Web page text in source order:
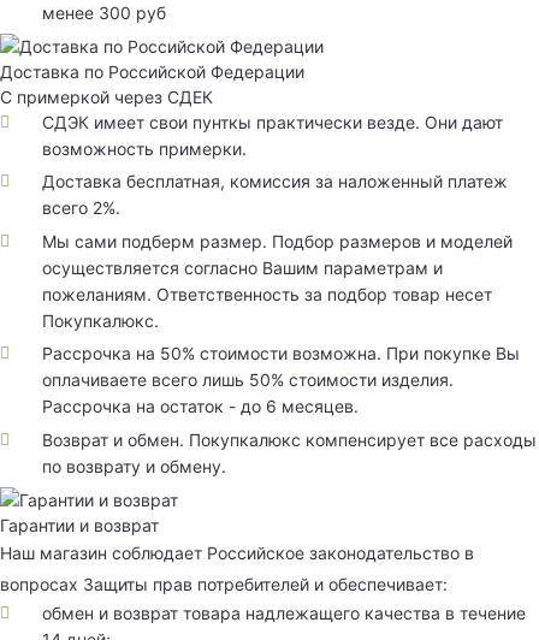
менее 300 руб
Доставка по Российской Федерации
С примеркой через СДЕК
СДЭК имеет свои пунткы практически везде. Они дают
возможность примерки.
Доставка бесплатная, комиссия за наложенный платеж
всего 2%.
Мы сами подберм размер. Подбор размеров и моделей
осуществляется согласно Вашим параметрам и
пожеланиям. Ответственность за подбор товар несет
Покупкалюкс.
Рассрочка на 50% стоимости возможна. При покупке Вы
оплачиваете всего лишь 50% стоимости изделия.
Рассрочка на остаток - до 6 месяцев.
Возврат и обмен. Покупкалюкс компенсирует все расходы
по возврату и обмену.
Гарантии и возврат
Наш магазин соблюдает Российское законодательство в
вопросах Защиты прав потребителей и обеспечивает:
обмен и возврат товара надлежащего качества в течение